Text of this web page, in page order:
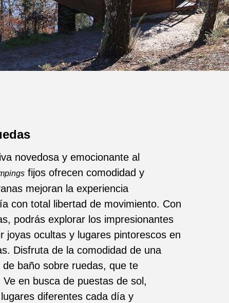
novedosa y emocionante al
fijos ofrecen comodidad y
mejoran la experiencia
con total libertad de movimiento. Con
podrás explorar los impresionantes
joyas ocultas y lugares pintorescos en
Disfruta de la comodidad de una
baño sobre ruedas, que te
en busca de puestas de sol,
diferentes cada día y